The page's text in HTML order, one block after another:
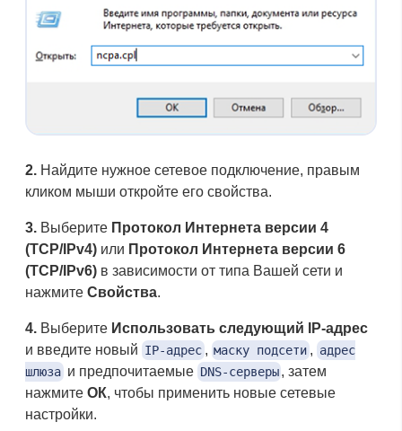
2. Найдите нужное сетевое подключение, правым
кликом мыши откройте его свойства.
3. Выберите Протокол Интернета версии 4
(TCP/IPv4) или Протокол Интернета версии 6
(TCP/IPv6) в зависимости от типа Вашей сети и
нажмите Свойства.
4. Выберите Использовать следующий IP-адрес
и введите новый IP-адрес , маску подсети , адрес
шлюза и предпочитаемые DNS-серверы , затем
нажмите ОК, чтобы применить новые сетевые
настройки.